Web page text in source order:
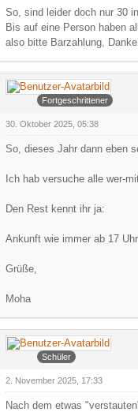
So, sind leider doch nur 30
Bis auf eine Person haben
also bitte Barzahlung, Danke.
Arowa
Fortgeschrittener
30. Oktober 2025, 05:38
So, dieses Jahr dann eben
Ich hab versuche alle wer-
Den Rest kennt ihr ja:
Ankunft wie immer ab 17
Grüße,
Moha
Faroul
Schüler
2. November 2025, 17:33
Nach dem etwas